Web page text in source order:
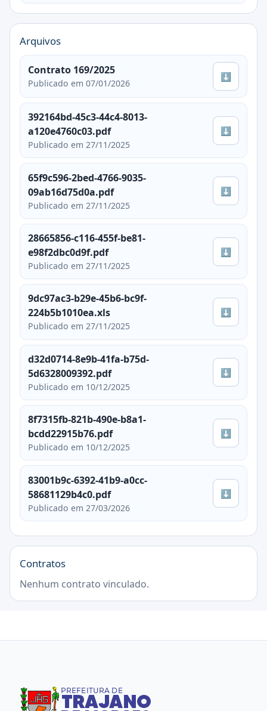
Arquivos
Contrato 169/2025
Publicado em 07/01/2026
⬇
392164bd-45c3-44c4-8013-
a120e4760c03.pdf
Publicado em 27/11/2025
⬇
65f9c596-2bed-4766-9035-
09ab16d75d0a.pdf
Publicado em 27/11/2025
⬇
28665856-c116-455f-be81-
e98f2dbc0d9f.pdf
Publicado em 27/11/2025
⬇
9dc97ac3-b29e-45b6-bc9f-
224b5b1010ea.xls
Publicado em 27/11/2025
⬇
d32d0714-8e9b-41fa-b75d-
5d6328009392.pdf
Publicado em 10/12/2025
⬇
8f7315fb-821b-490e-b8a1-
bcdd22915b76.pdf
Publicado em 10/12/2025
⬇
83001b9c-6392-41b9-a0cc-
58681129b4c0.pdf
Publicado em 27/03/2026
⬇
Contratos
Nenhum contrato vinculado.